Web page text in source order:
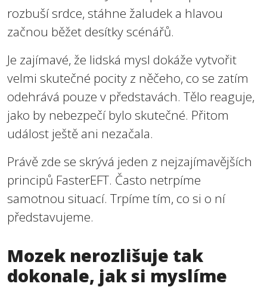
rozbuší srdce, stáhne žaludek a hlavou
začnou běžet desítky scénářů.
Je zajímavé, že lidská mysl dokáže vytvořit
velmi skutečné pocity z něčeho, co se zatím
odehrává pouze v představách. Tělo reaguje,
jako by nebezpečí bylo skutečné. Přitom
událost ještě ani nezačala.
Právě zde se skrývá jeden z nejzajímavějších
principů FasterEFT. Často netrpíme
samotnou situací. Trpíme tím, co si o ní
představujeme.
Mozek nerozlišuje tak
dokonale, jak si myslíme